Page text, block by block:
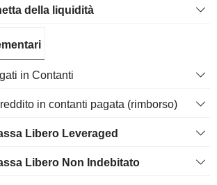
della liquidità
in Contanti
in contanti pagata (rimborso)
Libero Leveraged
Libero Non Indebitato